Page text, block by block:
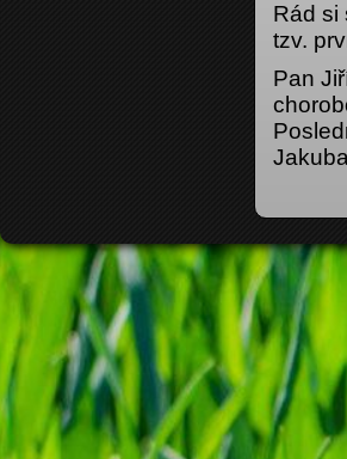
Rád si
tzv.
Pan